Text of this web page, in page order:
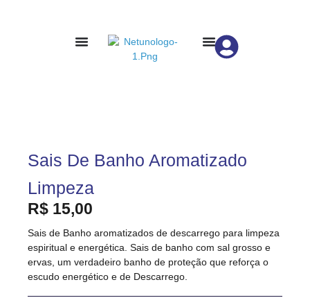
Sais De Banho Aromatizado
Limpeza
R$ 15,00
Sais de Banho aromatizados de descarrego para limpeza
espiritual e energética. Sais de banho com sal grosso e
ervas, um verdadeiro banho de proteção que reforça o
escudo energético e de Descarrego.